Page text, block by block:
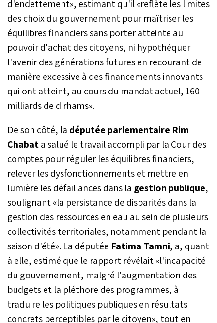
d'endettement», estimant qu'il «reflète les limites
des choix du gouvernement pour maîtriser les
équilibres financiers sans porter atteinte au
pouvoir d'achat des citoyens, ni hypothéquer
l'avenir des générations futures en recourant de
manière excessive à des financements innovants
qui ont atteint, au cours du mandat actuel, 160
milliards de dirhams».
De son côté, la députée parlementaire Rim
Chabata salué le travail accompli par la Cour des
comptes pour réguler les équilibres financiers,
relever les dysfonctionnements et mettre en
lumière les défaillances dans la gestion publique,
soulignant «la persistance de disparités dans la
gestion des ressources en eau au sein de plusieurs
collectivités territoriales, notamment pendant la
saison d'été». La députée Fatima Tamni, a, quant
à elle, estimé que le rapport révélait «l'incapacité
du gouvernement, malgré l'augmentation des
budgets et la pléthore des programmes, à
traduire les politiques publiques en résultats
concrets perceptibles par le citoyen», tout en